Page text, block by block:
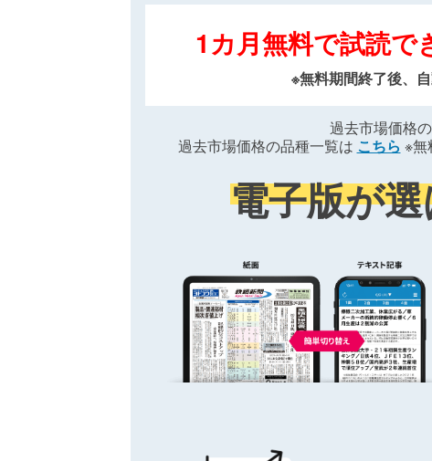
1カ月無料で試読で
※無料期間終了後、
過去市場価格
過去市場価格の品種一覧は こちら ※無
電子版が